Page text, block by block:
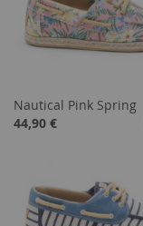
Nautical Pink Spring
44,90 €